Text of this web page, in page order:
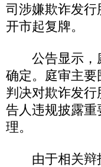
司涉嫌欺诈发
开市起复牌。
公告显示，庭
确定。庭审主
判决对欺诈发
告人违规披露
理。
由于相关辩护